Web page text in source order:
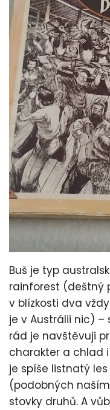
Buš je typ
rainforest (deštný
v blízkosti dva
je v Austrálii nic) –
rád je navštěvuji
charakter a chlad
je spíše listnatý
(podobných
stovky druhů. A